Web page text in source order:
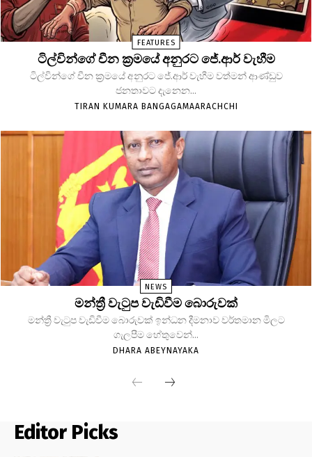
FEATURES
ටිල්වින්ගේ චීන ක්‍රමයේ අනුරට ජේ.ආර් වැහීම
ටිල්වින්ගේ චීන ක්‍රමයේ අනුරට ජේ.ආර් වැහීම වත්මන් ආණ්ඩුව
ජනතාවට දැනෙන...
TIRAN KUMARA BANGAGAMAARACHCHI
NEWS
මන්ත්‍රී වැටුප වැඩිවීම බොරුවක්
මන්ත්‍රී වැටුප වැඩිවීම බොරුවක් ඉන්ධන දීමනාව වර්තමාන මිලට
ගැලපීම හේතුවෙන්...
DHARA ABEYNAYAKA
Editor Picks